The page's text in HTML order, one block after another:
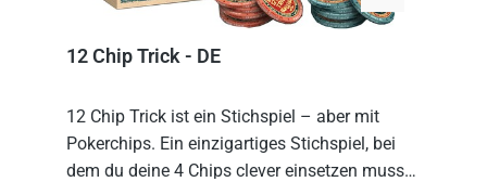
12 Chip Trick - DE
12 Chip Trick ist ein Stichspiel – aber mit
Pokerchips. Ein einzigartiges Stichspiel, bei
dem du deine 4 Chips clever einsetzen musst.